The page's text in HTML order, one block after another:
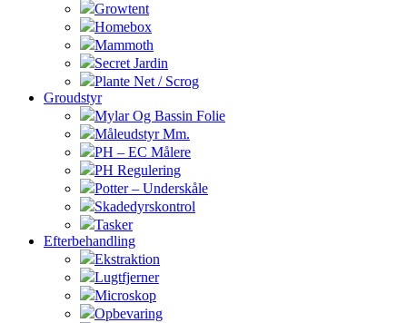
Growtent
Homebox
Mammoth
Secret Jardin
Plante Net / Scrog
Groudstyr
Mylar Og Bassin Folie
Måleudstyr Mm.
PH – EC Målere
PH Regulering
Potter – Underskåle
Skadedyrskontrol
Tasker
Efterbehandling
Ekstraktion
Lugtfjerner
Microskop
Opbevaring